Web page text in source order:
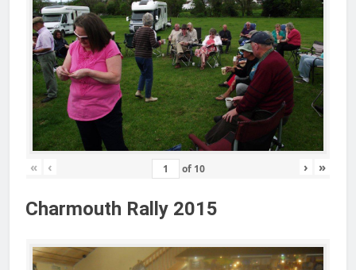
« ‹ of 10 › »
Charmouth Rally 2015